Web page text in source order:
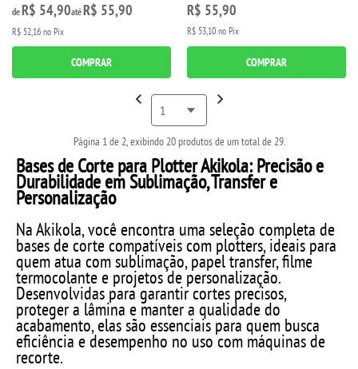
deR$ 54,90atéR$ 55,90
R$ 52,16 no Pix
COMPRAR
R$ 55,90
R$ 53,10 no Pix
COMPRAR
Página 1 de 2, exibindo 20 produtos de um total de 29.
Bases de Corte para Plotter Akikola: Precisão e
Durabilidade em Sublimação, Transfer e
Personalização
Na Akikola, você encontra uma seleção completa de
bases de corte compatíveis com plotters, ideais para
quem atua com sublimação, papel transfer, filme
termocolante e projetos de personalização.
Desenvolvidas para garantir cortes precisos,
proteger a lâmina e manter a qualidade do
acabamento, elas são essenciais para quem busca
eficiência e desempenho no uso com máquinas de
recorte.